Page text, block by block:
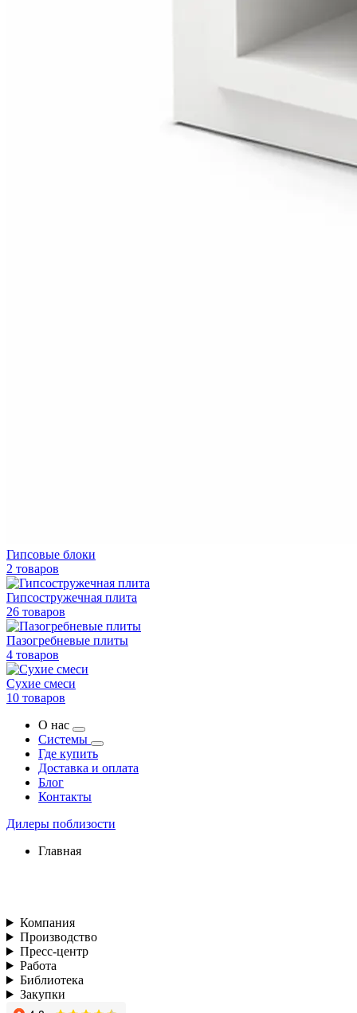
Гипсовые блоки
2 товаров
Гипсостружечная плита
26 товаров
Пазогребневые плиты
4 товаров
Сухие смеси
10 товаров
О нас
Системы
Где купить
Доставка и оплата
Блог
Контакты
Дилеры поблизости
Главная
Компания
Производство
Пресс-центр
Работа
Библиотека
Закупки